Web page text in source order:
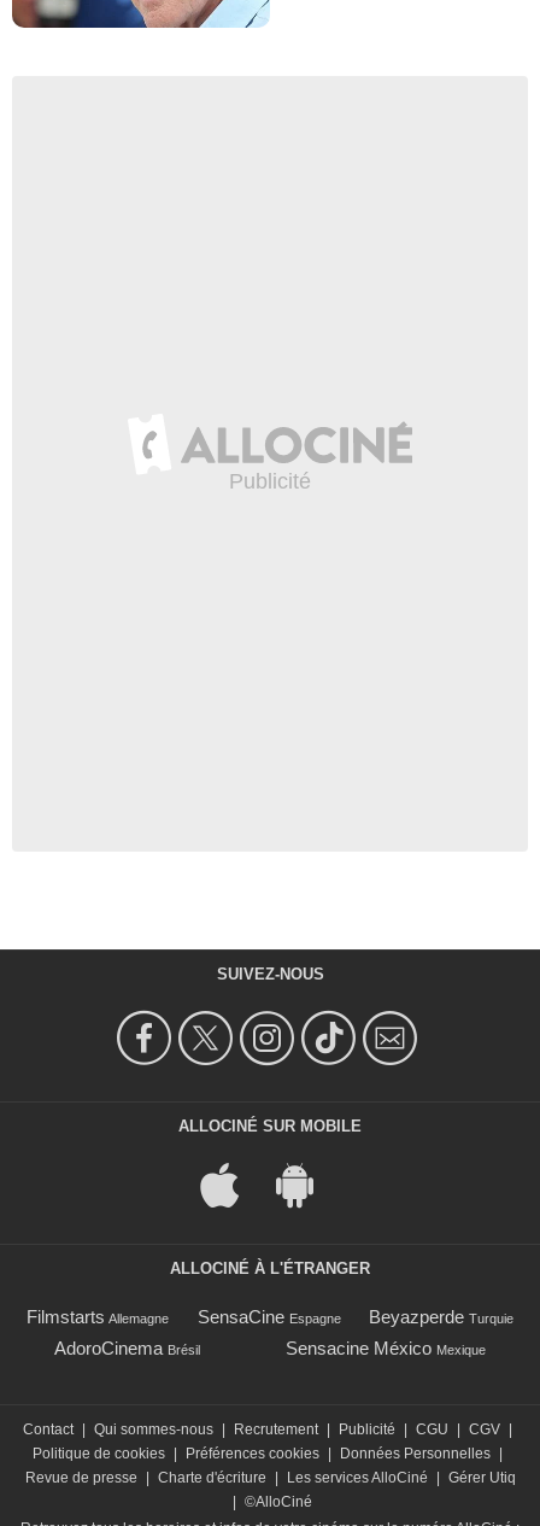
SUIVEZ-NOUS
ALLOCINÉ SUR MOBILE
ALLOCINÉ À L'ÉTRANGER
Filmstarts Allemagne SensaCine Espagne Beyazperde Turquie
AdoroCinema Brésil Sensacine México Mexique
Contact | Qui sommes-nous | Recrutement | Publicité | CGU | CGV |
Politique de cookies | Préférences cookies | Données Personnelles |
Revue de presse
| Charte d'écriture | Les services AlloCiné | Gérer Utiq
| ©AlloCiné